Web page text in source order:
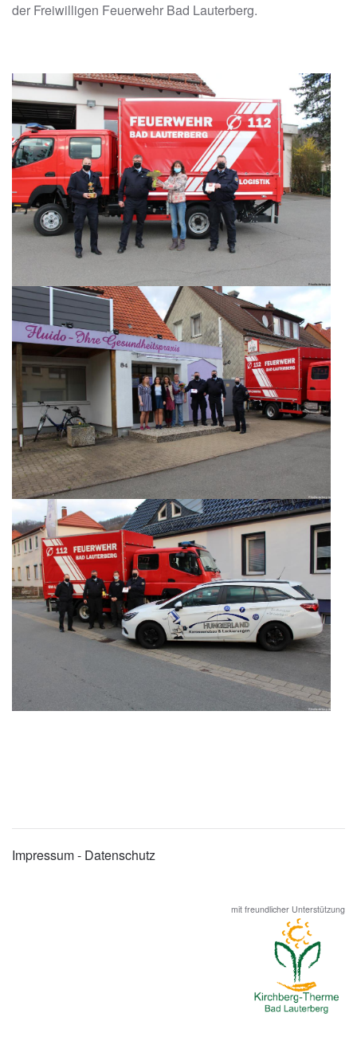
der Freiwilligen Feuerwehr Bad Lauterberg.
Impressum - Datenschutz
mit freundlicher Unterstützung